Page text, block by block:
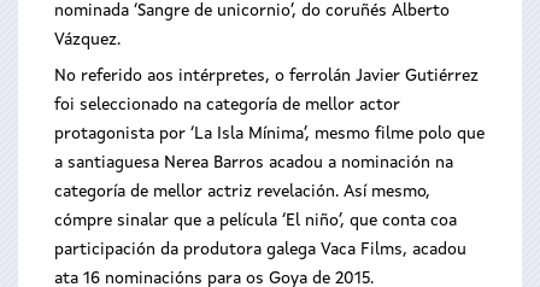
nominada ‘Sangre de unicornio’, do coruñés Alberto
Vázquez.
No referido aos intérpretes, o ferrolán Javier Gutiérrez
foi seleccionado na categoría de mellor actor
protagonista por ‘La Isla Mínima’, mesmo filme polo que
a santiaguesa Nerea Barros acadou a nominación na
categoría de mellor actriz revelación. Así mesmo,
cómpre sinalar que a película ‘El niño’, que conta coa
participación da produtora galega Vaca Films, acadou
ata 16 nominacións para os Goya de 2015.